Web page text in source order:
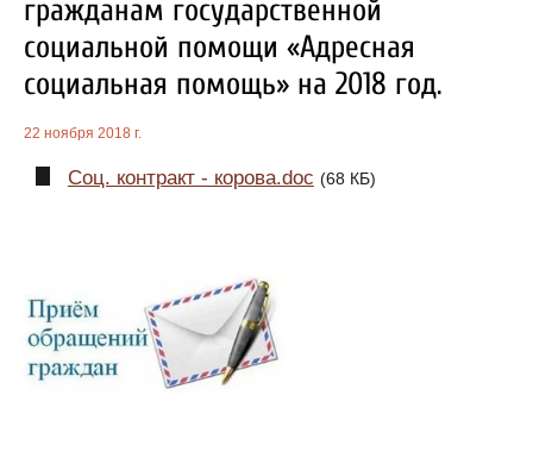
гражданам государственной
социальной помощи «Адресная
социальная помощь» на 2018 год.
22 ноября 2018 г.
Соц. контракт - корова.doc (68 КБ)